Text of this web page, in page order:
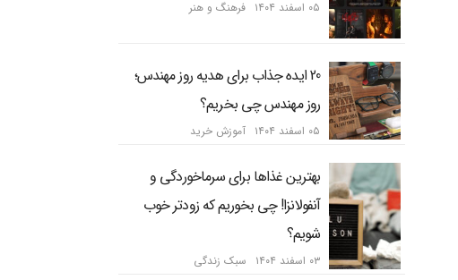
۰۵ اسفند ۱۴۰۴ فرهنگ و هنر
20 ایده جذاب برای هدیه روز مهندس؛
روز مهندس چی بخریم؟
۰۵ اسفند ۱۴۰۴ آموزش خرید
بهترین غذاها برای سرماخوردگی و
آنفولانزا! چی بخوریم که زودتر خوب
شویم؟
۰۳ اسفند ۱۴۰۴ سبک زندگی